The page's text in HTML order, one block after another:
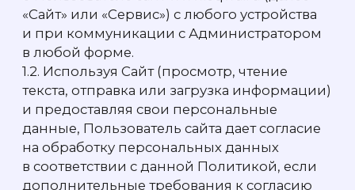
Платежных Услуг «ЭКВА», адрес места
нахождения: 121 357, г Москва, Можайский р-
н, ул Верейская, д 29 стр 33, ком 12, ОГРН:
167 746 881 730, ИНН: 9 705 076 171.
2. ПЕРСОНАЛЬНЫЕ ДАННЫЕ
2.1.Персональные данные— любая
косвенно к определенному или
определимому физическому лицу
(субъекту персональных данных) —
Пользователю.
2.2. Обработка персональных данных—
любое действие (операция) или